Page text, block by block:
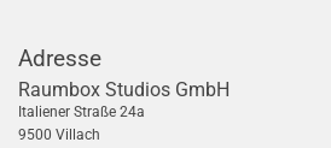
Adresse
Raumbox Studios GmbH
Italiener Straße 24a
9500 Villach